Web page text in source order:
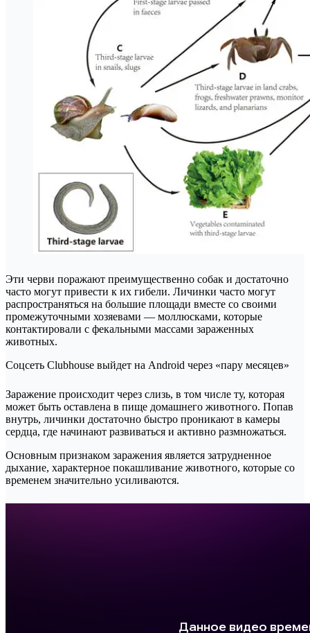
Эти черви поражают преимущественно собак и достаточно
часто могут привести к их гибели. Личинки часто могут
распространяться на большие площади вместе со своими
промежуточными хозяевами — моллюсками, которые
контактировали с фекальными массами зараженных
животных.
Соцсеть Clubhouse выйдет на Android через «пару месяцев»
Заражение происходит через слизь, в том числе ту, которая
может быть оставлена в пище домашнего животного. Попав
внутрь, личинки достаточно быстро проникают в камеры
сердца, где начинают развиваться и активно размножаться.
Основным признаком заражения является затрудненное
дыхание, характерное покашливание животного, которые со
временем значительно усиливаются.